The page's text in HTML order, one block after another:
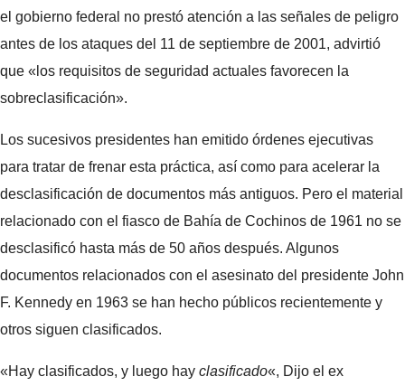
el gobierno federal no prestó atención a las señales de peligro
antes de los ataques del 11 de septiembre de 2001, advirtió
que «los requisitos de seguridad actuales favorecen la
sobreclasificación».
Los sucesivos presidentes han emitido órdenes ejecutivas
para tratar de frenar esta práctica, así como para acelerar la
desclasificación de documentos más antiguos. Pero el material
relacionado con el fiasco de Bahía de Cochinos de 1961 no se
desclasificó hasta más de 50 años después. Algunos
documentos relacionados con el asesinato del presidente John
F. Kennedy en 1963 se han hecho públicos recientemente y
otros siguen clasificados.
«Hay clasificados, y luego hay clasificado«, Dijo el ex